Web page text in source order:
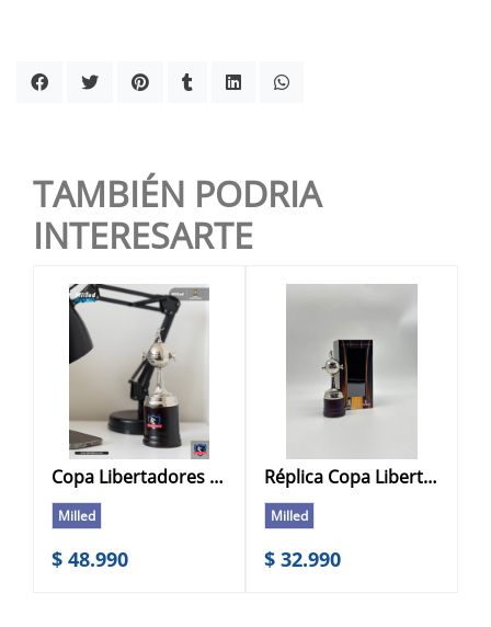
TAMBIÉN PODRIA
INTERESARTE
Copa Libertadores Colo Colo 22.5 cms
Milled
$ 48.990
Réplica Copa Libertadores Colo Colo 15 cms
Milled
$ 32.990